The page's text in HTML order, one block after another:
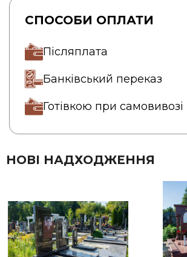
СПОСОБИ ОПЛАТИ
Післяплата
Банківський переказ
Готівкою при самовивозі
НОВІ НАДХОДЖЕННЯ